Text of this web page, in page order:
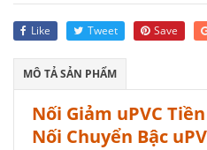
Like Tweet Save
MÔ TẢ SẢN PHẨM
Nối Giảm uPVC
Nối Chuyển Bậc